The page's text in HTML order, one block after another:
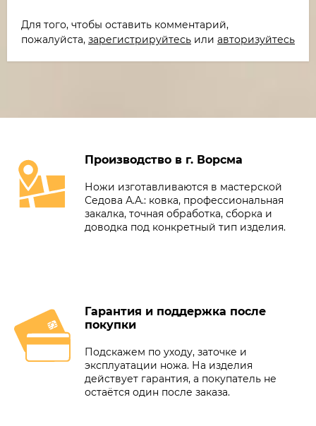
Для того, чтобы оставить комментарий,
пожалуйста, зарегистрируйтесь или авторизуйтесь
Производство в г. Ворсма
Ножи изготавливаются в мастерской
Седова А.А.: ковка, профессиональная
закалка, точная обработка, сборка и
доводка под конкретный тип изделия.
Гарантия и поддержка после
покупки
Подскажем по уходу, заточке и
эксплуатации ножа. На изделия
действует гарантия, а покупатель не
остаётся один после заказа.